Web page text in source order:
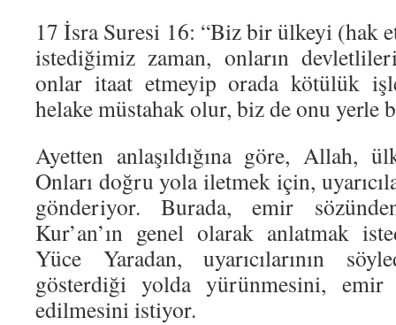
17 İsra Suresi 16: “Biz bir ülkeyi (hak
istediğimiz zaman, onların
onlar itaat etmeyip orada kötülük
helake müstahak olur, biz de onu yerle
Ayetten anlaşıldığına göre, Allah,
Onları doğru yola iletmek için,
gönderiyor. Burada, emir
Kur’an’ın genel olarak anlatmak
Yüce Yaradan, uyarıcılarının
gösterdiği yolda yürünmesini, emir
edilmesini istiyor.